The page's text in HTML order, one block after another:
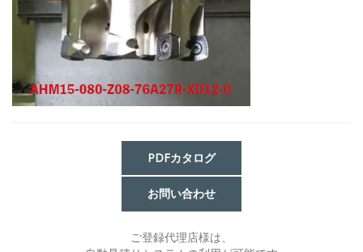
PDFカタログ
お問い合わせ
ご登録代理店様は、